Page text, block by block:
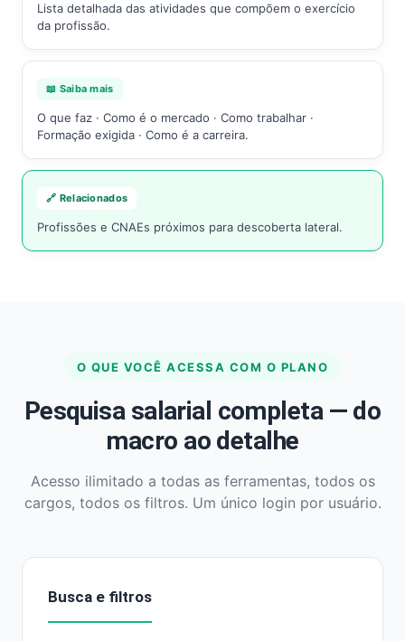
Lista detalhada das atividades que compõem o exercício
da profissão.
📖 Saiba mais
O que faz · Como é o mercado · Como trabalhar ·
Formação exigida · Como é a carreira.
🔗 Relacionados
Profissões e CNAEs próximos para descoberta lateral.
O QUE VOCÊ ACESSA COM O PLANO
Pesquisa salarial completa — do
macro ao detalhe
Acesso ilimitado a todas as ferramentas, todos os
cargos, todos os filtros. Um único login por usuário.
Busca e filtros